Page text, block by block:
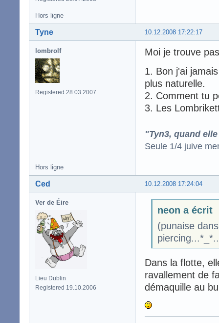
Hors ligne
10.12.2008 17:22:17
Tyne
lombrolf
Registered 28.03.2007
Moi je trouve
1. Bon j'ai
plus naturelle.
2. Comment tu
3. Les
"Tyn3, quand
Seule 1/4 juive
Hors ligne
10.12.2008 17:24:04
Ced
Ver de Éire
Lieu Dublin
Registered 19.10.2006
neon a écrit
(punaise
Dans la flotte,
ravallement de
démaquille au